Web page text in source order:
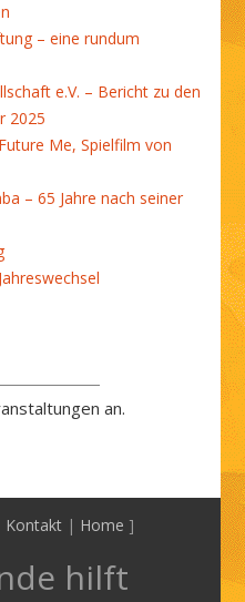
– eine rundum
e.V. – Bericht zu den
Jahr 2025
Me, Spielfilm von
– 65 Jahre nach seiner
an.
Kontakt | Home ]
hilft